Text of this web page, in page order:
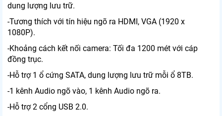
dung lượng lưu trữ.
-Tương thích với tín hiệu ngõ ra HDMI, VGA (1920 x
1080P).
-Khoảng cách kết nối camera: Tối đa 1200 mét với cáp
đồng trục.
-Hỗ trợ 1 ổ cứng SATA, dung lượng lưu trữ mỗi ổ 8TB.
-1 kênh Audio ngõ vào, 1 kênh Audio ngõ ra.
-Hỗ trợ 2 cổng USB 2.0.